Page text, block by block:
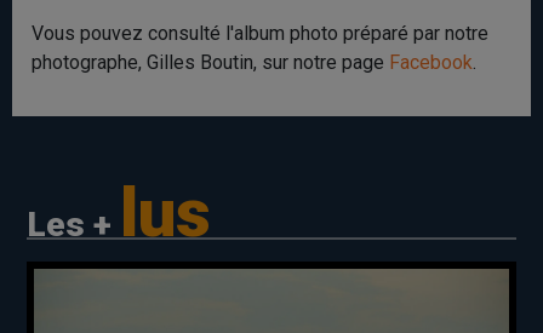
Vous pouvez consulté l'album photo préparé par notre
photographe, Gilles Boutin, sur notre page Facebook
Les + lus